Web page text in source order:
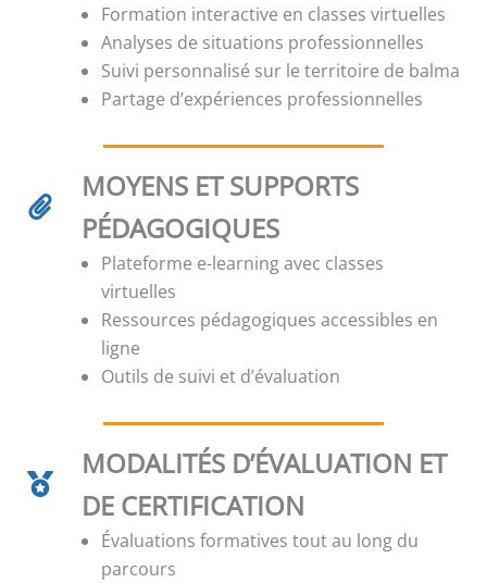
Formation interactive en classes virtuelles
Analyses de situations professionnelles
Suivi personnalisé sur le territoire de balma
Partage d’expériences professionnelles
MOYENS ET SUPPORTS
PÉDAGOGIQUES
Plateforme e-learning avec classes
virtuelles
Ressources pédagogiques accessibles en
ligne
Outils de suivi et d’évaluation
MODALITÉS D’ÉVALUATION ET
DE CERTIFICATION
Évaluations formatives tout au long du
parcours